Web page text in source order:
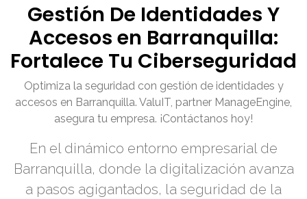
Gestión De Identidades Y
Accesos en Barranquilla:
Fortalece Tu Ciberseguridad
Optimiza la seguridad con gestión de identidades y
accesos en Barranquilla. ValuIT, partner ManageEngine,
asegura tu empresa. ¡Contáctanos hoy!
En el dinámico entorno empresarial de
Barranquilla, donde la digitalización avanza
a pasos agigantados, la seguridad de la